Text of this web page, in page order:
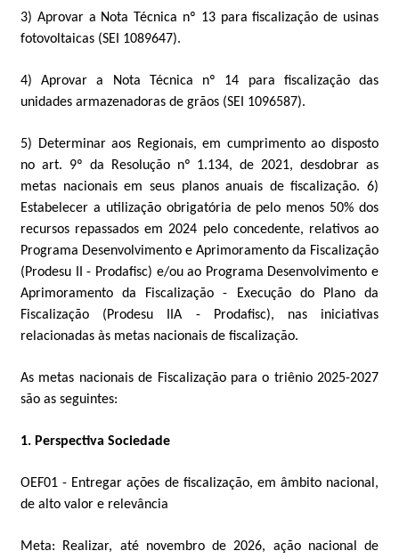
3) Aprovar a Nota Técnica nº 13 para fiscalização de usinas
fotovoltaicas (SEI 1089647).
4) Aprovar a Nota Técnica nº 14 para fiscalização das
unidades armazenadoras de grãos (SEI 1096587).
5) Determinar aos Regionais, em cumprimento ao disposto
no art. 9º da Resolução nº 1.134, de 2021, desdobrar as
metas nacionais em seus planos anuais de fiscalização. 6)
Estabelecer a utilização obrigatória de pelo menos 50% dos
recursos repassados em 2024 pelo concedente, relativos ao
Programa Desenvolvimento e Aprimoramento da Fiscalização
(Prodesu II - Prodafisc) e/ou ao Programa Desenvolvimento e
Aprimoramento da Fiscalização - Execução do Plano da
Fiscalização (Prodesu IIA - Prodafisc), nas iniciativas
relacionadas às metas nacionais de fiscalização.
As metas nacionais de Fiscalização para o triênio 2025-2027
são as seguintes:
1. Perspectiva Sociedade
OEF01 - Entregar ações de fiscalização, em âmbito nacional,
de alto valor e relevância
Meta: Realizar, até novembro de 2026, ação nacional de